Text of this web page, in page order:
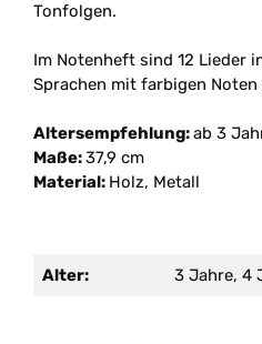
Tonfolgen.
Im Notenheft sind 12 Lieder
Sprachen mit farbigen
Altersempfehlung:ab 3
Maße:37,9 cm
Material: Holz, Metall
Alter: 3 Jahre, 4